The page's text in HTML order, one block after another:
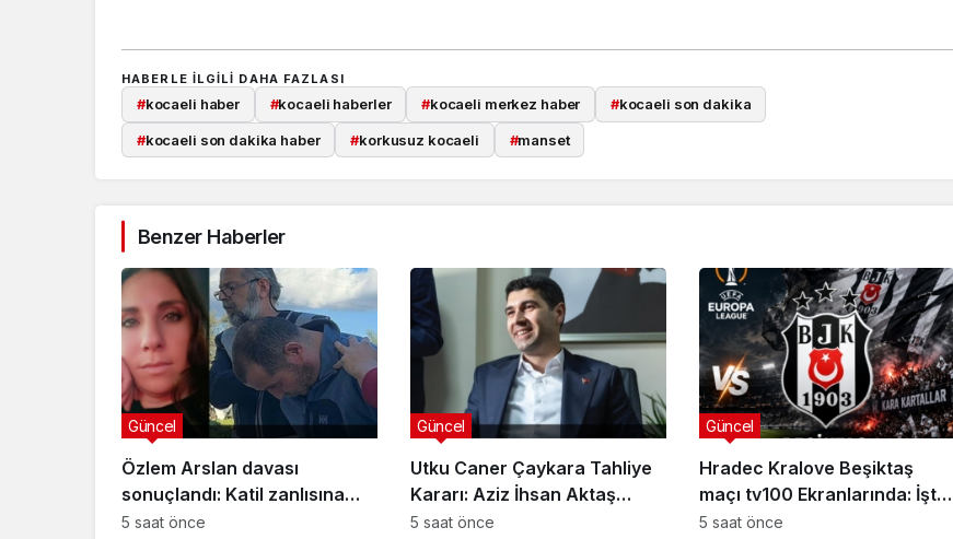
HABERLE ILGILI DAHA FAZLASI
#kocaeli haber #kocaeli haberler #kocaeli merkez haber #kocaeli son dakika
#kocaeli son dakika haber #korkusuz kocaeli #manset
Benzer Haberler
Özlem Arslan davası
sonuçlandı: Katil zanlısına
indirimsiz ağırlaştırılmış
Güncel
5 saat önce
Utku Caner Çaykara Tahliye
Kararı: Aziz İhsan Aktaş
Davasında Yeni Gelişme
Güncel
5 saat önce
Hradec Kralove Beşiktaş
maçı tv100 Ekranlarında: İşte
Karşılaşmanın Detayları
Güncel
5 saat önce